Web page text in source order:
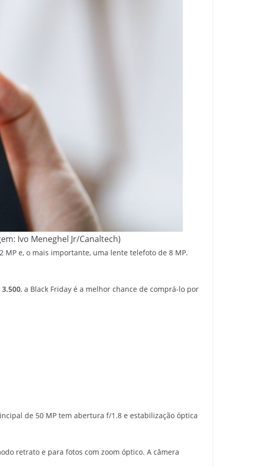
Ivo Meneghel Jr/Canaltech)
e, o mais importante, uma lente telefoto de 8 MP.
, a Black Friday é a melhor chance de comprá-lo por
de 50 MP tem abertura f/1.8 e estabilização óptica
retrato e para fotos com zoom óptico. A câmera